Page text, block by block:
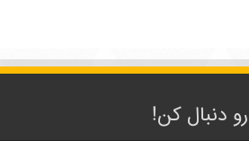
دنبال کن!